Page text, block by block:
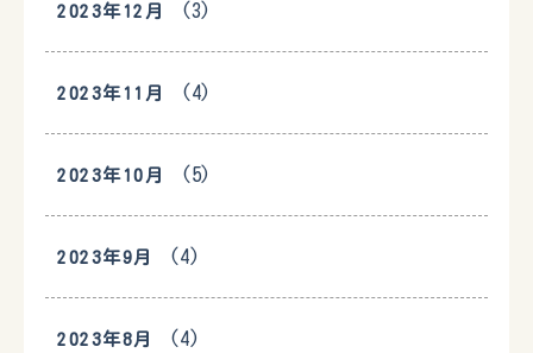
2023年12月 (3)
2023年11月 (4)
2023年10月 (5)
2023年9月 (4)
2023年8月 (4)